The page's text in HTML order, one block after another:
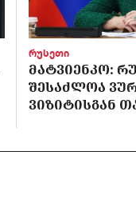
რუსეთი
ᲛᲐᲢᲕᲘᲔᲜᲙᲝ:
ᲨᲔᲡᲐᲫᲚᲝᲐ
ᲕᲘᲖᲘᲢᲘᲡᲒᲐᲜ